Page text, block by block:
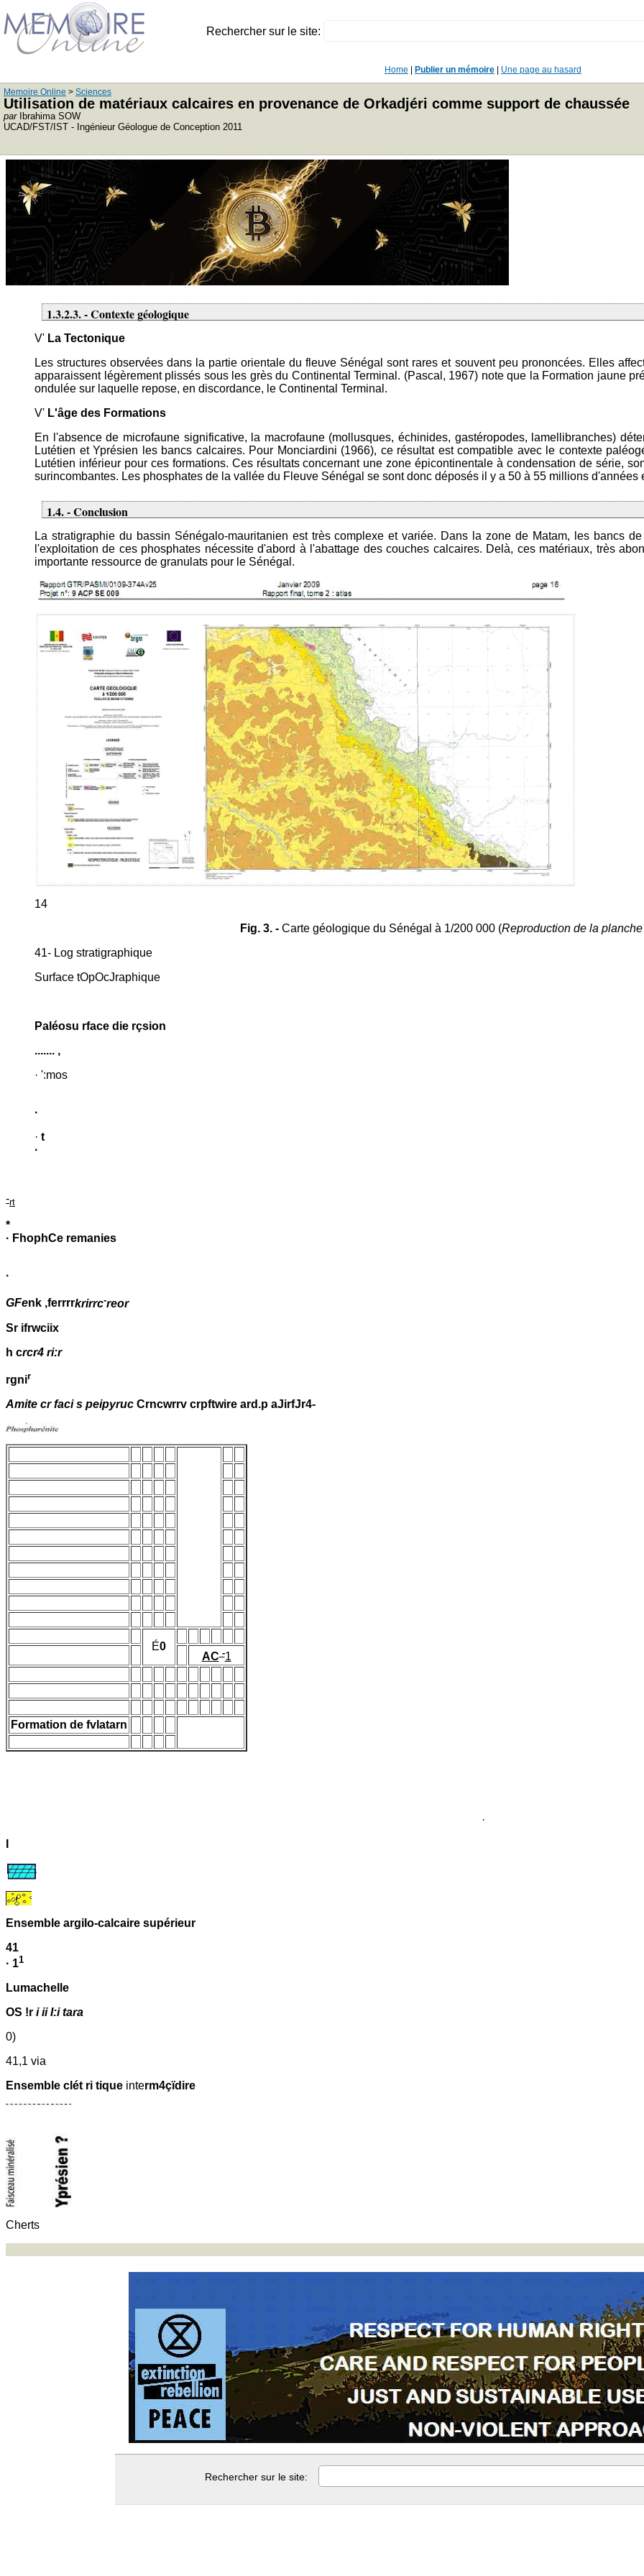
Rechercher sur le site:
Home Publier un mémoire Une page au hasard
Memoire Online > Sciences
Utilisation de matériaux calcaires en provenance de Orkadjéri comme support de chaussée
parIbrahima SOW
UCAD/FST/IST - Ingénieur Géologue de Conception 2011
1.3.2.3. - Contexte géologique
V' La Tectonique
Les structures observées dans la partie orientale du fleuve Sénégal sont rares et souvent peu prononcées. Elles
apparaissent légèrement plissés sous les grès du Continental Terminal. (Pascal, 1967) note que la Formation jaune
ondulée sur laquelle repose, en discordance, le Continental Terminal.
V' L'âge des Formations
En l'absence de microfaune significative, la macrofaune (mollusques, échinides, gastéropodes, lamellibranches)
Lutétien et Yprésien les bancs calcaires. Pour Monciardini (1966), ce résultat est compatible avec le contexte
Lutétien inférieur pour ces formations. Ces résultats concernant une zone épicontinentale à condensation de série,
surincombantes. Les phosphates de la vallée du Fleuve Sénégal se sont donc déposés il y a 50 à 55 millions
1.4. - Conclusion
La stratigraphie du bassin Sénégalo-mauritanien est très complexe et variée. Dans la zone de Matam, les bancs
l'exploitation de ces phosphates nécessite d'abord à l'abattage des couches calcaires. Delà, ces matériaux, très
importante ressource de granulats pour le Sénégal.
14
Fig. 3. - Carte géologique du Sénégal à 1/200 000 (Reproduction de la
41- Log stratigraphique
Surface tOpOcJraphique
Paléosu rface die rçsion
....... ,
· ':mos
·
· t
·
-rt
*
· FhophCe remanies
·
GFenk ,ferrrrkrirrc-reor
Sr ifrwciix
h crcr4 ri:r
rgnir
Amite cr faci s peipyruc Crncwrrv crpftwire ard.p aJirfJr4-
É0
AC -1
Formation de fvlatarn
·
Ensemble argilo-calcaire supérieur
41
· 11
Lumachelle
OS !r i ii I:i tara
0)
41,1 via
Ensemble clét ri tique interm4çïdire
Cherts
Rechercher sur le site: